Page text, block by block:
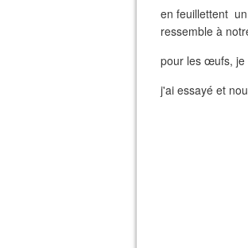
en feuillettent
ressemble à
pour les œufs, je
j'ai essayé et